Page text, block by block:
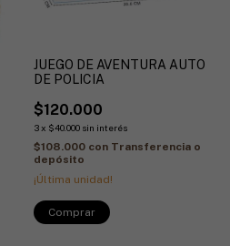
JUEGO DE AVENTURA AUTO
DE POLICIA
$120.000
3 x $40.000 sin interés
$108.000 con Transferencia o
depósito
¡Última unidad!